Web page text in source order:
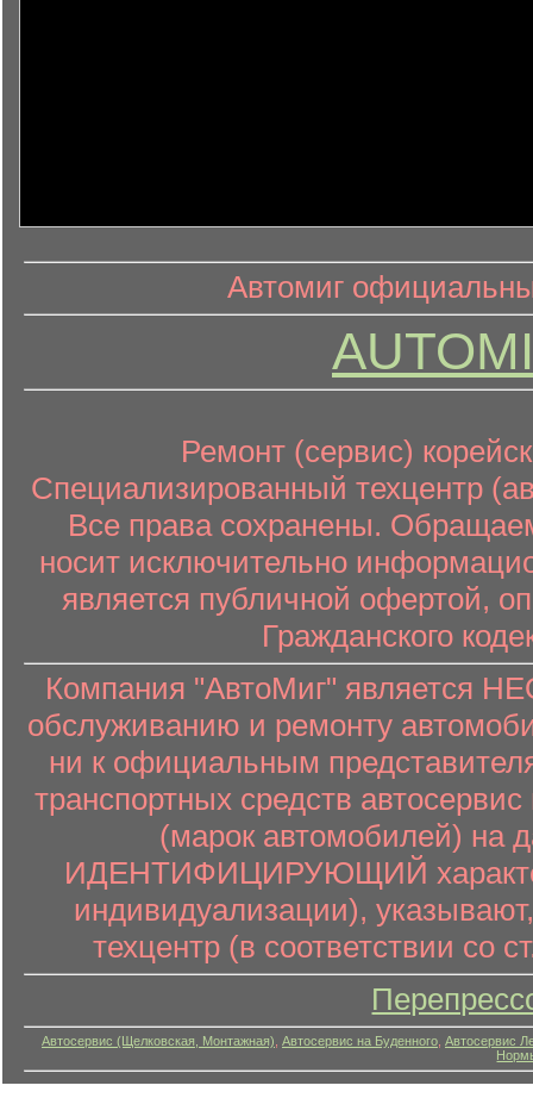
информационный контент
Автомиг
Ремонт (сервис)
Специализированный техцентр
Все права сохранены.
носит исключительно
является публичной офертой,
Гражданского
Компания "АвтоМиг" является
обслуживанию и ремонту
ни к официальным
транспортных средств
(марок автомобилей) на
ИДЕНТИФИЦИРУЮЩИЙ характер
индивидуализации),
техцентр (в соответствии со
Автосервис (Щелковская, Монтажная) Автосервис на Буденного Автосервис